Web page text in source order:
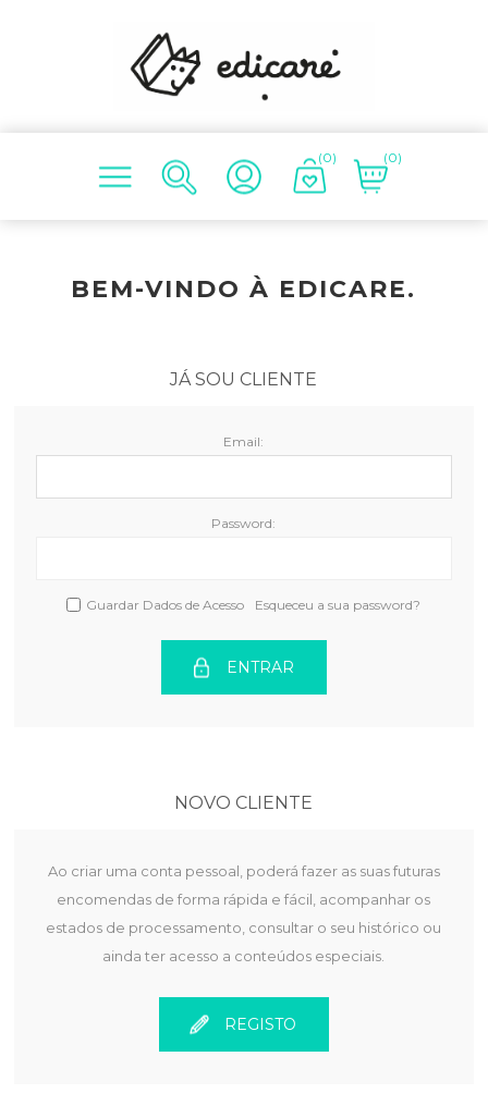
(0) (0)
BEM-VINDO À EDICARE.
JÁ SOU CLIENTE
Email:
Password:
Guardar Dados de Acesso Esqueceu a sua password?
ENTRAR
NOVO CLIENTE
Ao criar uma conta pessoal, poderá fazer as suas futuras
encomendas de forma rápida e fácil, acompanhar os
estados de processamento, consultar o seu histórico ou
ainda ter acesso a conteúdos especiais.
REGISTO